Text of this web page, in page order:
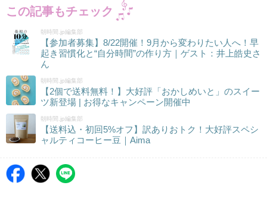
この記事もチェック
朝時間.jp編集部
【参加者募集】8/22開催！9月から変わりたい人へ！早
起き習慣化と“自分時間”の作り方｜ゲスト：井上皓史さ
ん
朝時間.jp編集部
【2個で送料無料！】大好評「おかしめいと」のスイー
ツ新登場 | お得なキャンペーン開催中
朝時間.jp編集部
【送料込・初回5%オフ】訳ありおトク！大好評スペシ
ャルティコーヒー豆｜Aima